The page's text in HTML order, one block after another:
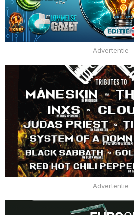
Advertentie
Advertentie